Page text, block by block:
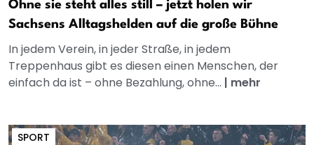
Ohne sie steht alles still – jetzt holen wir
Sachsens Alltagshelden auf die große Bühne
In jedem Verein, in jeder Straße, in jedem
Treppenhaus gibt es diesen einen Menschen, der
einfach da ist – ohne Bezahlung, ohne... | mehr
SPORT